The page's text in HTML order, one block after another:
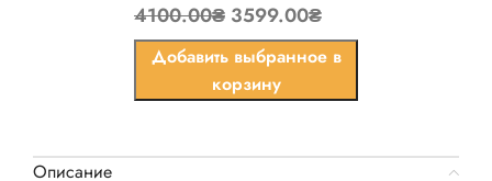
4100.00₴ 3599.00₴
Добавить выбранное в
корзину
Описание